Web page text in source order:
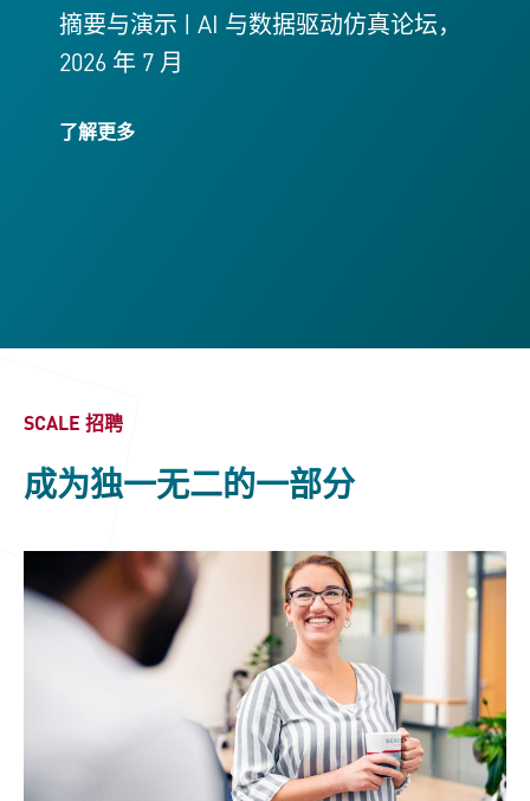
摘要与演示 | AI 与数据驱动仿真论坛，
2026 年 7 月
了解更多
SCALE 招聘
成为独一无二的一部分